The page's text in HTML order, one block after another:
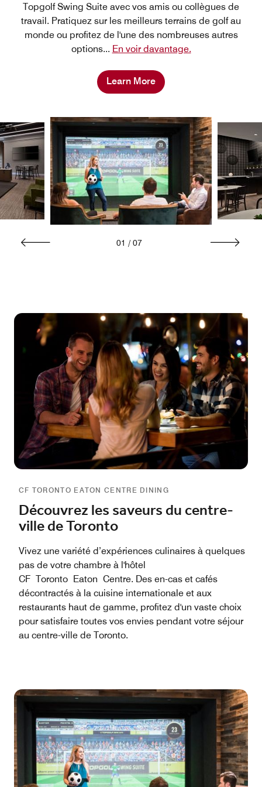
Topgolf Swing Suite avec vos amis ou collègues de
travail. Pratiquez sur les meilleurs terrains de golf au
monde ou profitez de l'une des nombreuses autres
options... En voir davantage.
Learn More
01 / 07
CF TORONTO EATON CENTRE DINING
Découvrez les saveurs du centre-
ville de Toronto
Vivez une variété d’expériences culinaires à quelques
pas de votre chambre à l'hôtel
CF Toronto Eaton Centre. Des en-cas et cafés
décontractés à la cuisine internationale et aux
restaurants haut de gamme, profitez d'un vaste choix
pour satisfaire toutes vos envies pendant votre séjour
au centre-ville de Toronto.